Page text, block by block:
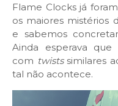
Flame Clocks já
os maiores mistérios
e sabemos
Ainda esperava que
com twists similares
tal não acontece.